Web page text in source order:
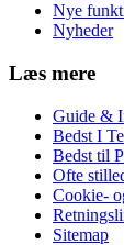
Nye
Nyheder
Læs mere
Guide &
Bedst I
Bedst til
Ofte
Cookie-
Sitemap